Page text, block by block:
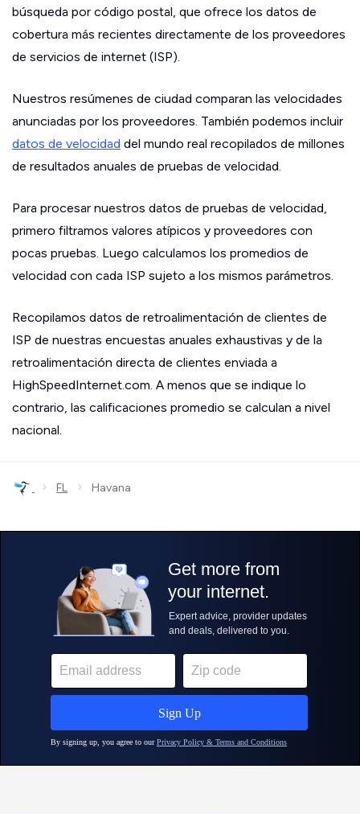
búsqueda por código postal, que ofrece los datos de
cobertura más recientes directamente de los proveedores
de servicios de internet (ISP).
Nuestros resúmenes de ciudad comparan las velocidades
anunciadas por los proveedores. También podemos incluir
datos de velocidad del mundo real recopilados de millones
de resultados anuales de pruebas de velocidad.
Para procesar nuestros datos de pruebas de velocidad,
primero filtramos valores atípicos y proveedores con
pocas pruebas. Luego calculamos los promedios de
velocidad con cada ISP sujeto a los mismos parámetros.
Recopilamos datos de retroalimentación de clientes de
ISP de nuestras encuestas anuales exhaustivas y de la
retroalimentación directa de clientes enviada a
HighSpeedInternet.com. A menos que se indique lo
contrario, las calificaciones promedio se calculan a nivel
nacional.
› FL › Havana